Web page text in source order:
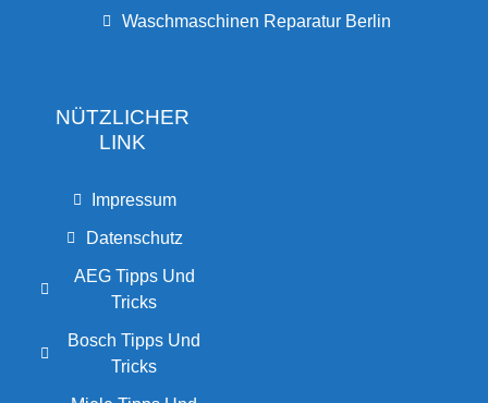
Waschmaschinen Reparatur Berlin
NÜTZLICHER
LINK
Impressum
Datenschutz
AEG Tipps Und
Tricks
Bosch Tipps Und
Tricks